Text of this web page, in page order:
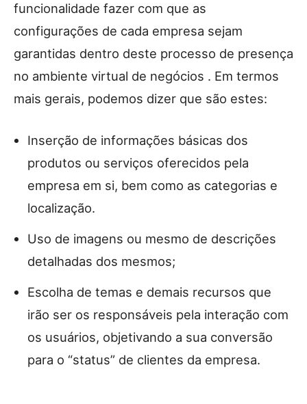
funcionalidade fazer com que as
configurações de cada empresa sejam
garantidas dentro deste processo de presença
no ambiente virtual de negócios . Em termos
mais gerais, podemos dizer que são estes:
Inserção de informações básicas dos
produtos ou serviços oferecidos pela
empresa em si, bem como as categorias e
localização.
Uso de imagens ou mesmo de descrições
detalhadas dos mesmos;
Escolha de temas e demais recursos que
irão ser os responsáveis pela interação com
os usuários, objetivando a sua conversão
para o “status” de clientes da empresa.